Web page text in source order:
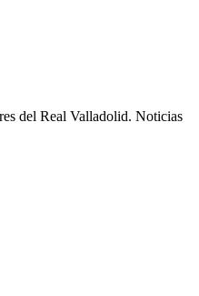
del Real Valladolid. Noticias